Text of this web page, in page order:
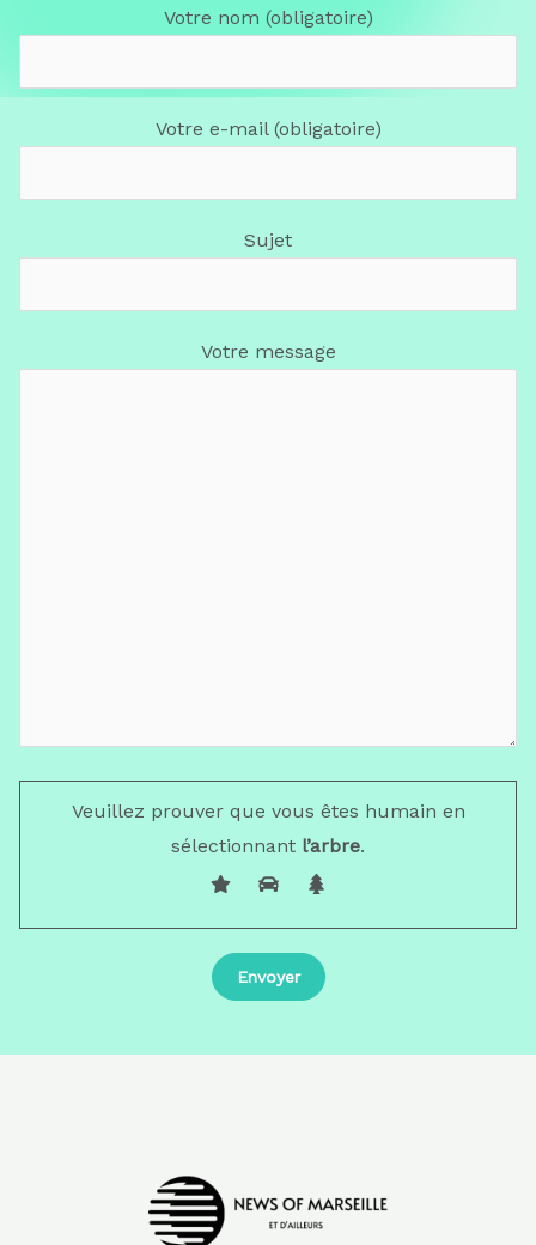
Votre nom (obligatoire)
Votre e-mail (obligatoire)
Sujet
Votre message
Veuillez prouver que vous êtes humain en
sélectionnant l’arbre.